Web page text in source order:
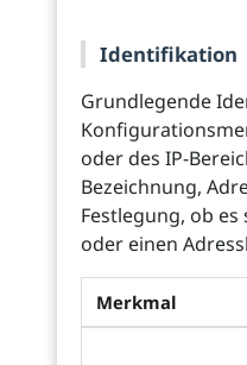
Identifikation
Grundlegende
oder des IP-
Bezeichnung,
Festlegung, ob es
oder einen
Merkmal